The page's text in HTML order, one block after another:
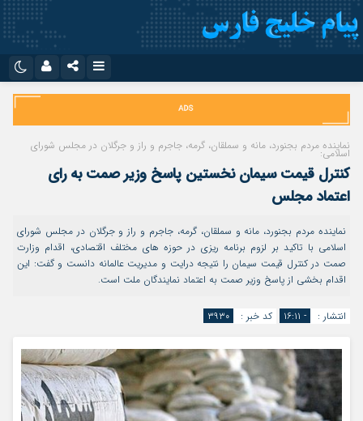
اینستاگرام
تلگرام
سروش
ایتا
آپارات
نام کاربری یا نشانی ایمیل
رمز عبور
مرا به خاطر بسپار
نماینده مردم بجنورد، مانه و سملقان، گرمه، جاجرم و راز و جرگلان در مجلس شورای
اسلامی:
کنترل قیمت‌ سیمان نخستین پاسخ وزیر صمت به رای
اعتماد مجلس
نماینده مردم بجنورد، مانه و سملقان، گرمه، جاجرم و راز و جرگلان در مجلس شورای
اسلامی با تاکید بر لزوم برنامه ریزی در حوزه های مختلف اقتصادی، اقدام وزارت
صمت در کنترل قیمت سیمان را نتیجه درایت و مدیریت عالمانه دانست و گفت: این
اقدام بخشی از پاسخ وزیر صمت به اعتماد نمایندگان ملت است.
انتشار : - ۱۶:۱۱ کد خبر : ۳۹۳۰